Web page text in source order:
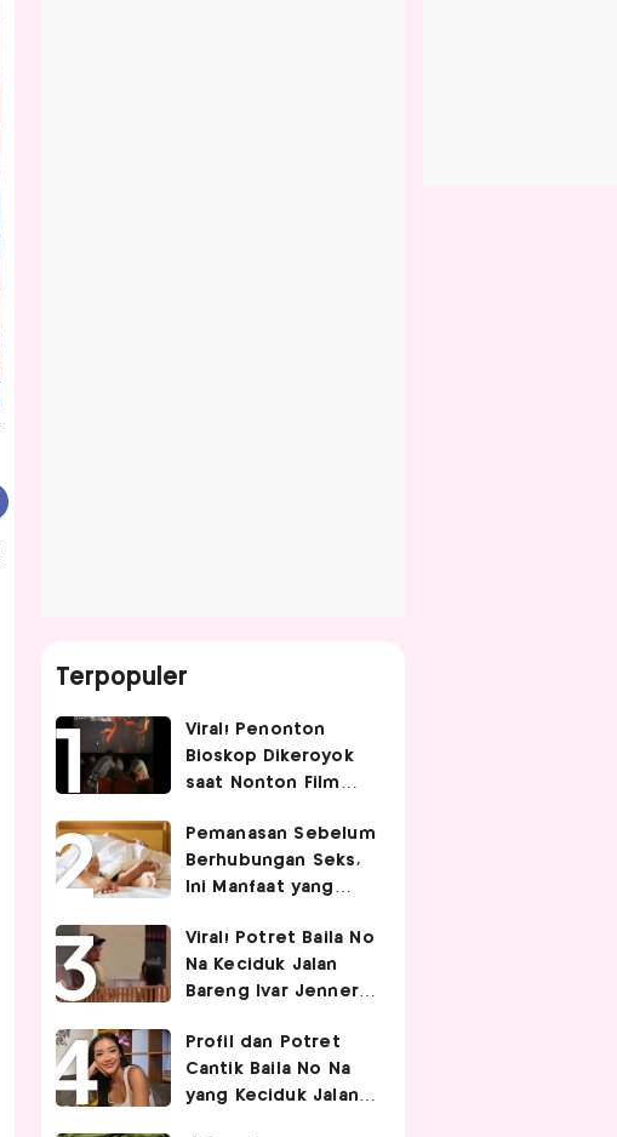
Terpopuler
Viral! Penonton
Bioskop Dikeroyok
saat Nonton Film
Pemanasan Sebelum
Berhubungan Seks,
Ini Manfaat yang
Pasangan
Viral! Potret Baila No
Na Keciduk Jalan
Bareng Ivar Jenner,
Profil dan Potret
Cantik Baila No Na
yang Keciduk Jalan